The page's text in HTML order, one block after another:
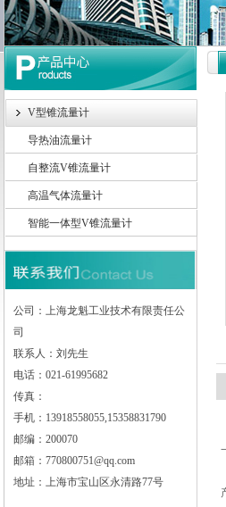
上海龙魁工业技术有限责任公司
V型锥流量计
导热油流量计
自整流V锥流量计
高温气体流量计
智能一体型V锥流量计
公司：上海龙魁工业技术有限责任公
司
联系人：刘先生
电话：021-61995682
传真：
手机：13918558055,15358831790
邮编：200070
邮箱：770800751@qq.com
地址：上海市宝山区永清路77号